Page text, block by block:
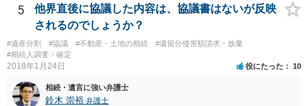
することはありませんので、数年後に借金が発見される可能性はほぼ
ありません。 なお、私が扱った相続放棄を検討していた案件で、期間
伸長して調査したところ、サラ金に対する過払金など相当な財産が見
つかったため相続したという事例がありました。
5
他界直後に協議した内容は、協議書はないが反映
されるのでしょうか？
#遺産分割 #協議 #不動産・土地の相続
#遺留分侵害額請求・放棄
#相続人調査・確定
2018年1月24日 役にたった 10
相続・遺言に強い弁護士
鈴木 崇裕 弁護士